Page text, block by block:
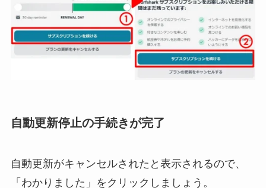
自動更新停止の手続きが完了
自動更新がキャンセルされたと表示されるので、
「わかりました」をクリックしましょう。